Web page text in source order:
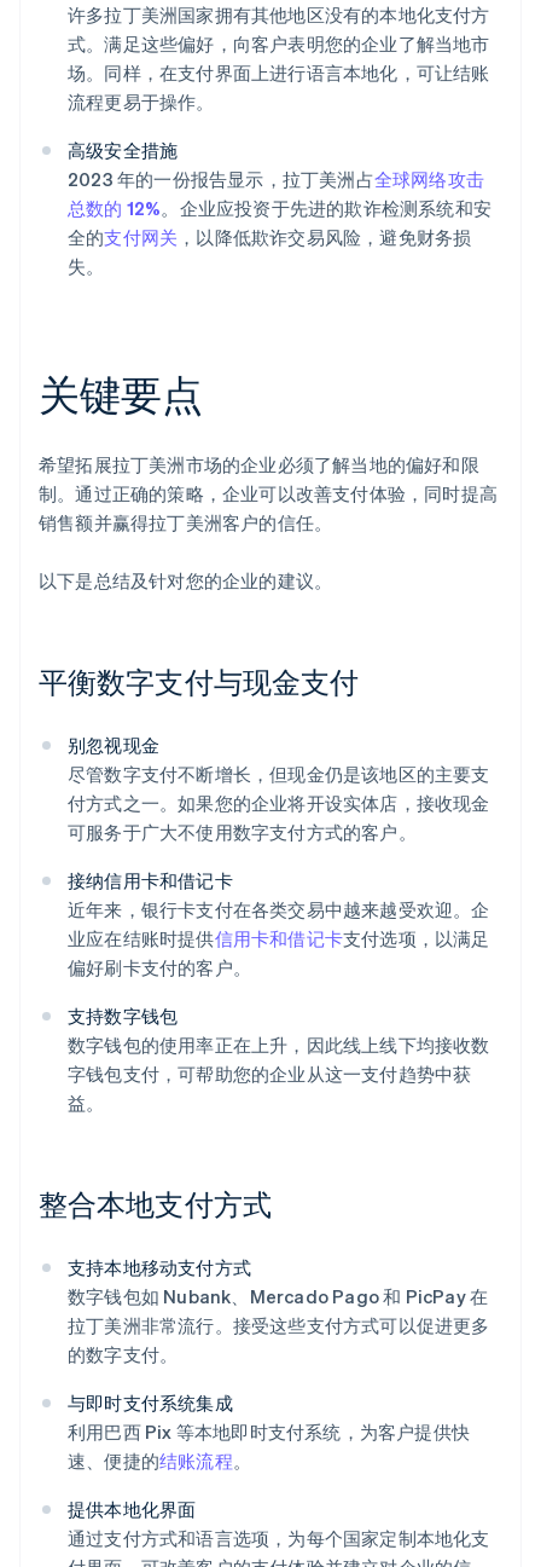
许多拉丁美洲国家拥有其他地区没有的本地化支付方
式。满足这些偏好，向客户表明您的企业了解当地市
场。同样，在支付界面上进行语言本地化，可让结账
流程更易于操作。
高级安全措施
2023 年的一份报告显示，拉丁美洲占全球网络攻击
总数的 12%。企业应投资于先进的欺诈检测系统和安
全的支付网关 ，以降低欺诈交易风险，避免财务损
失。
关键要点
希望拓展拉丁美洲市场的企业必须了解当地的偏好和限
制。通过正确的策略，企业可以改善支付体验，同时提高
销售额并赢得拉丁美洲客户的信任。
以下是总结及针对您的企业的建议。
平衡数字支付与现金支付
别忽视现金
尽管数字支付不断增长，但现金仍是该地区的主要支
付方式之一。如果您的企业将开设实体店，接收现金
可服务于广大不使用数字支付方式的客户。
接纳信用卡和借记卡
近年来，银行卡支付在各类交易中越来越受欢迎。企
业应在结账时提供信用卡和借记卡支付选项，以满足
偏好刷卡支付的客户。
支持数字钱包
数字钱包的使用率正在上升，因此线上线下均接收数
字钱包支付，可帮助您的企业从这一支付趋势中获
益。
整合本地支付方式
支持本地移动支付方式
数字钱包如 Nubank、Mercado Pago 和 PicPay 在
拉丁美洲非常流行。接受这些支付方式可以促进更多
的数字支付。
与即时支付系统集成
利用巴西 Pix 等本地即时支付系统，为客户提供快
速、便捷的结账流程。
提供本地化界面
通过支付方式和语言选项，为每个国家定制本地化支